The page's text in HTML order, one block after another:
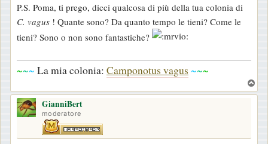
o
P.S. Poma, ti prego, dicci qualcosa di più della tua colonia di
C. vagus ! Quante sono? Da quanto tempo le tieni? Come le
tieni? Sono o non sono fantastiche?
~~~ La mia colonia: Camponotus vagus ~~~
o
GianniBert
moderatore